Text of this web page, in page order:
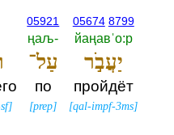
05674 8799
йаңавˈо:р
יַעֲבֹ֣ר
пройдёт
[qal-impf-3ms]
05921
ңаљ-‎
עַל־
по
[prep]
]